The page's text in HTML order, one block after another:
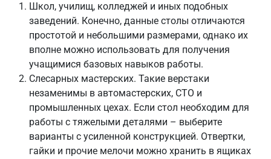
Школ, училищ, колледжей и иных подобных
заведений. Конечно, данные столы отличаются
простотой и небольшими размерами, однако их
вполне можно использовать для получения
учащимися базовых навыков работы.
Слесарных мастерских. Такие верстаки
незаменимы в автомастерских, СТО и
промышленных цехах. Если стол необходим для
работы с тяжелыми деталями – выберите
варианты с усиленной конструкцией. Отвертки,
гайки и прочие мелочи можно хранить в ящиках